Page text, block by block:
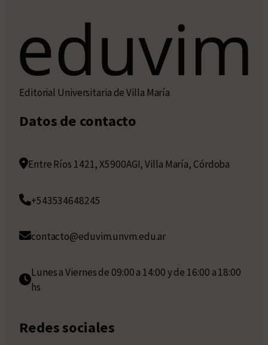
Editorial Universitaria de Villa María
Datos de contacto
Entre Ríos 1421, X5900AGI, Villa María, Córdoba
+543534648245
contacto@eduvim.unvm.edu.ar
Lunes a Viernes de 09:00 a 14:00 y de 16:00 a 18:00
hs
Redes sociales